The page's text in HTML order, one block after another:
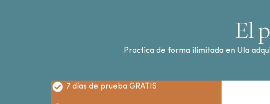
El
Practica de forma ilimitada en Ula
7 días de prueba GRATIS